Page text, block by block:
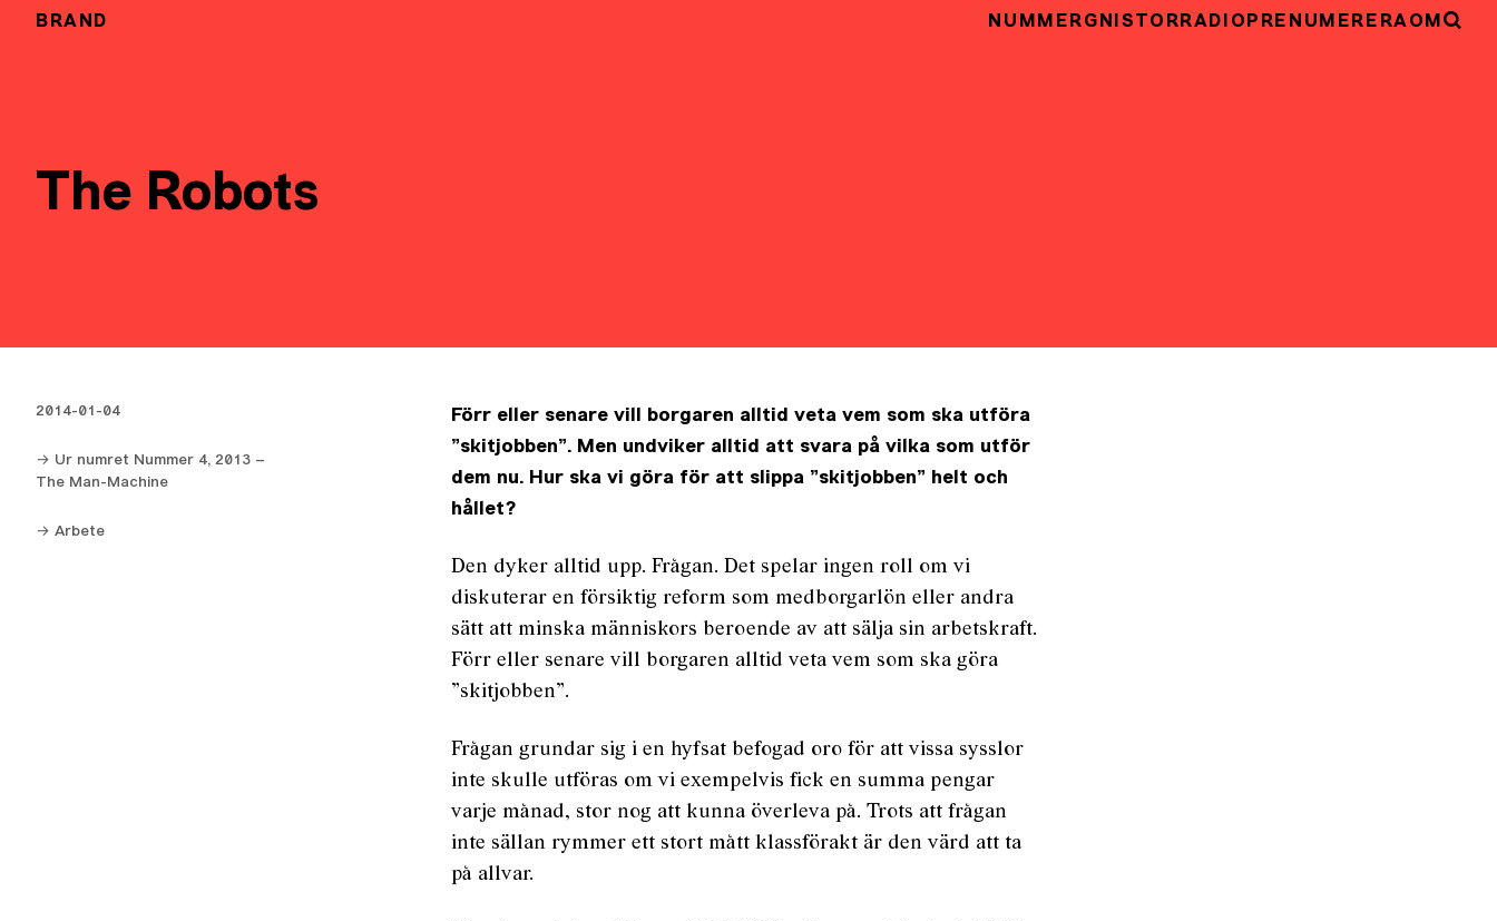
BRAND NUMMERGNISTOR RADIO PRENUMERERAOM
The Robots
2014-01-04
→ Ur numret Nummer 4, 2013 –
The Man-Machine
→ Arbete
Förr eller senare vill borgaren alltid veta vem som ska utföra
”skitjobben”. Men undviker alltid att svara på vilka som utför
dem nu. Hur ska vi göra för att slippa ”skitjobben” helt och
hållet?
Den dyker alltid upp. Frågan. Det spelar ingen roll om vi
diskuterar en försiktig reform som medborgarlön eller andra
sätt att minska människors beroende av att sälja sin arbetskraft.
Förr eller senare vill borgaren alltid veta vem som ska göra
”skitjobben”.
Frågan grundar sig i en hyfsat befogad oro för att vissa sysslor
inte skulle utföras om vi exempelvis fick en summa pengar
varje månad, stor nog att kunna överleva på. Trots att frågan
inte sällan rymmer ett stort mått klassförakt är den värd att ta
på allvar.